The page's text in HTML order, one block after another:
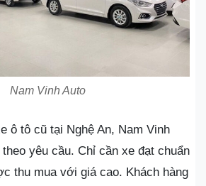
Nam Vinh Auto
ô tô cũ tại Nghệ An, Nam Vinh
yêu cầu. Chỉ cần xe đạt chuẩn
thu mua với giá cao. Khách hàng